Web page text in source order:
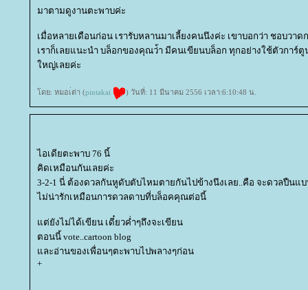
มาตามดูงานตะพาบค่ะ
เมื่อหลายเดือนก่อน เรารับหลานมาเลี้ยงคนนึงค่ะ เขาบอกว่า ชอบวา
เราก็เลยแนะนำ บล็อกของคุณว่้า มีคนเขียนบล็อก ทุกอย่างใช้ตัวการ์
หญ่เลยค่ะ
ดย: หมอเ่ต่า (pintakai ) วันที่: 11 มีนาคม 2556 เวลา:6:10:48 น.
ไอเดียตะพาบ 76 นี้
คิดเหมือนกันเลยค่ะ
3-2-1 นี่ ต้องดวลกันหูดับตับไหมตายกันไปข้างนึงเลย..คือ จะดวลปืนแบ
ไม่น่ารักเหมือนการดวลดาบที่บล็อคคุณต่อนี้
ต่ยังไม่ได้เขียน เดี๋ยวค่ำๆถึงจะเขียน
ตอนนี้ vote..cartoon blog
ละอ่านของเพื่อนๆตะพาบไปพลางๆก่อน
+